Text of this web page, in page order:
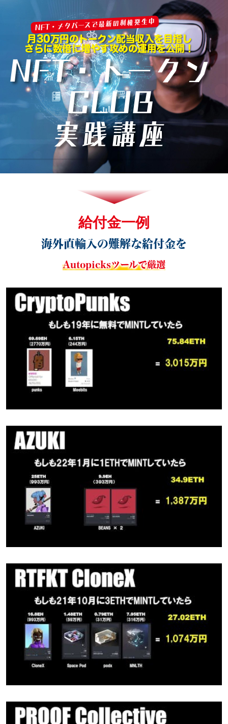
NFT・メタバースで最新の利権発生中
月30万円のトークン配当収入を目指し
さらに数倍に増やす攻めの運用を公開！
NFT・トークン
CLUB
実践講座
給付金一例
海外直輸入の難解な給付金を
Autopicksツールで厳選